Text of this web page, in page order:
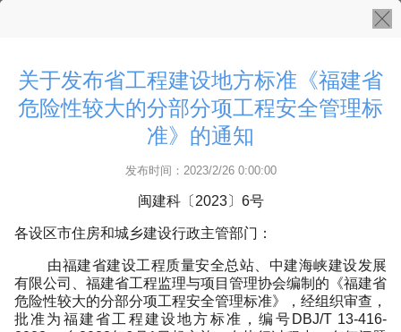
关于发布省工程建设地方标准《福建省
危险性较大的分部分项工程安全管理标
准》的通知
发布时间：2023/2/26 0:00:00
闽建科〔 2023〕6号
各设区市住房和城乡建设行政主管部门：
由福建省建设工程质量安全总站、中建海峡建设发展
有限公司、福建省工程监理与项目管理协会编制的《福建省
危险性较大的分部分项工程安全管理标准》，经组织审查，
批准为福建省工程建设地方标准，编号 DBJ/T 13-416-